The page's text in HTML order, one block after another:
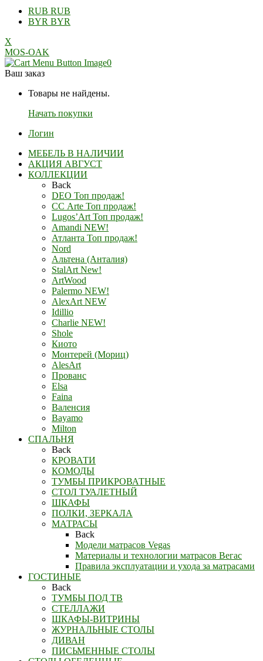
RUB RUB
BYR BYR
X
MOS-OAK
0
Ваш заказ
Товары не найдены.
Начать покупки
Логин
МЕБЕЛЬ В НАЛИЧИИ
АКЦИЯ АВГУСТ
КОЛЛЕКЦИИ
Back
DEO Топ продаж!
СС Arte Топ продаж!
Lugos’Art Топ продаж!
Amandi NEW!
Атланта Топ продаж!
Nord
Альтена (Анталия)
StalArt New!
ArtWood
Palermo NEW!
AlexArt NEW
Idillio
Charlie NEW!
Shole
Киото
Монтерей (Мориц)
AlesArt
Прованс
Elsa
Faina
Валенсия
Bayamo
Milton
СПАЛЬНЯ
Back
КРОВАТИ
КОМОДЫ
ТУМБЫ ПРИКРОВАТНЫЕ
СТОЛ ТУАЛЕТНЫЙ
ШКАФЫ
ПОЛКИ, ЗЕРКАЛА
МАТРАСЫ
Back
Модели матрасов Vegas
Материалы и технологии матрасов Вегас
Правила эксплуатации и ухода за матрасами
ГОСТИНЫЕ
Back
ТУМБЫ ПОД ТВ
СТЕЛЛАЖИ
ШКАФЫ-ВИТРИНЫ
ЖУРНАЛЬНЫЕ СТОЛЫ
ДИВАН
ПИСЬМЕННЫЕ СТОЛЫ